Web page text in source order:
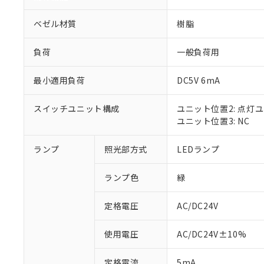
ベゼル材質 樹脂
負荷 一般負荷用
最小適用負荷 DC5V 6mA
スイッチユニット構成
ユニット位置2: 点灯
ユニット位置3: NC
ランプ 照光部方式 LEDランプ
ランプ色 緑
定格電圧 AC/DC24V
使用電圧 AC/DC24V±10%
ご利用条件
以下の条件をお読
※1 対応状況
対応予定：EU
対応予定なし：
調査・確認中：
非該当品：ライセ
※1 中国